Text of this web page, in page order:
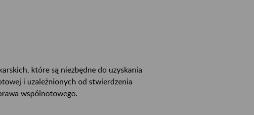
które są niezbędne do uzyskania
i uzależnionych od stwierdzenia
wspólnotowego.